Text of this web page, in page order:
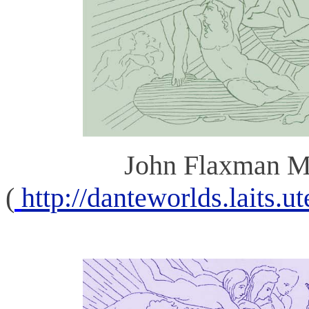
John Flaxman
( http://